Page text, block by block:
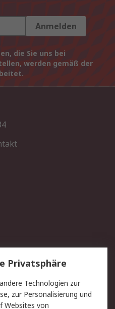
Anmelden
die Sie uns bei
werden gemäß der
Lieferlösungen
Kontakt
Privatkunden
Privatsphäre
Technologien zur
zur Personalisierung und
Websites von